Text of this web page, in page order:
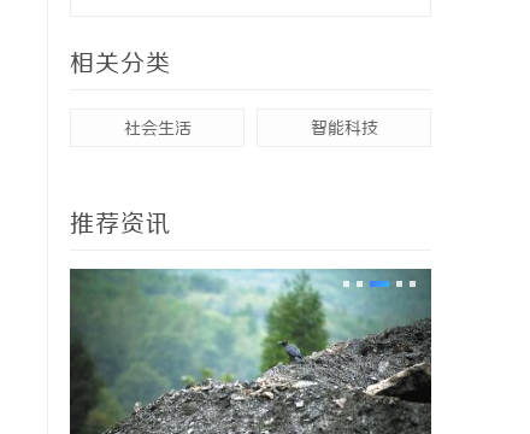
相关分类
社会生活 智能科技
推荐资讯